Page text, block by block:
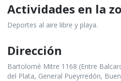
Actividades en la
Deportes al aire libre y playa.
Dirección
Bartolomé Mitre 1168 (Entre
del Plata, General Pueyrredón,